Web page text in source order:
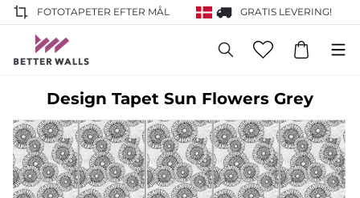
FOTOTAPETER EFTER MÅL GRATIS LEVERING!
Design Tapet Sun Flowers Grey